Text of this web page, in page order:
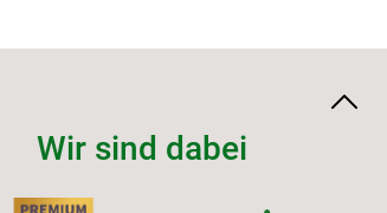
Wir sind dabei